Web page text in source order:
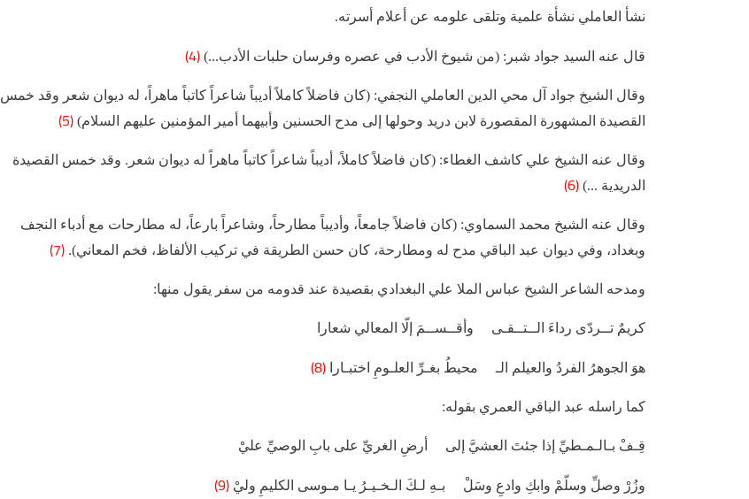
نشأ العاملي نشأة علمية وتلقى علومه عن أعلام أسرته.
قال عنه السيد جواد شبر: (من شيوخ الأدب في عصره وفرسان حلبات الأدب...) (4)
وقال الشيخ جواد آل محي الدين العاملي النجفي: (كان فاضلاً كاملاً أديباً شاعراً كاتباً ماهراً، له ديوان شعر وقد خمس
القصيدة المشهورة المقصورة لابن دريد وحولها إلى مدح الحسنين وأبيهما أمير المؤمنين عليهم السلام) (5)
وقال عنه الشيخ علي كاشف الغطاء: (كان فاضلاً كاملاً، أديباً شاعراً كاتباً ماهراً له ديوان شعر. وقد خمس القصيدة
الدريدية ...) (6)
وقال عنه الشيخ محمد السماوي: (كان فاضلاً جامعاً، وأديباً مطارحاً، وشاعراً بارعاً، له مطارحات مع أدباء النجف
وبغداد، وفي ديوان عبد الباقي مدح له ومطارحة، كان حسن الطريقة في تركيب الألفاظ، فخم المعاني). (7)
ومدحه الشاعر الشيخ عباس الملا علي البغدادي بقصيدة عند قدومه من سفر يقول منها:
كريمٌ تــردّى رداءَ الــتــقـى وأقــســمَ إلّا المعالي شعارا
هوَ الجوهرُ الفردُ والعيلم الـ محيطُ بغـرِّ العلـومِ اختبـارا (8)
كما راسله عبد الباقي العمري بقوله:
قِـفْ بـالـمـطيِّ إذا جئتَ العشيَّ إلى أرضِ الغريِّ على بابِ الوصيِّ عليْ
وزُرْ وصلِّ وسلّمْ وابكِ وادعِ وسَلْ بـهِ لـكَ الـخـيـرُ يـا مـوسى الكليمِ وليْ (9)